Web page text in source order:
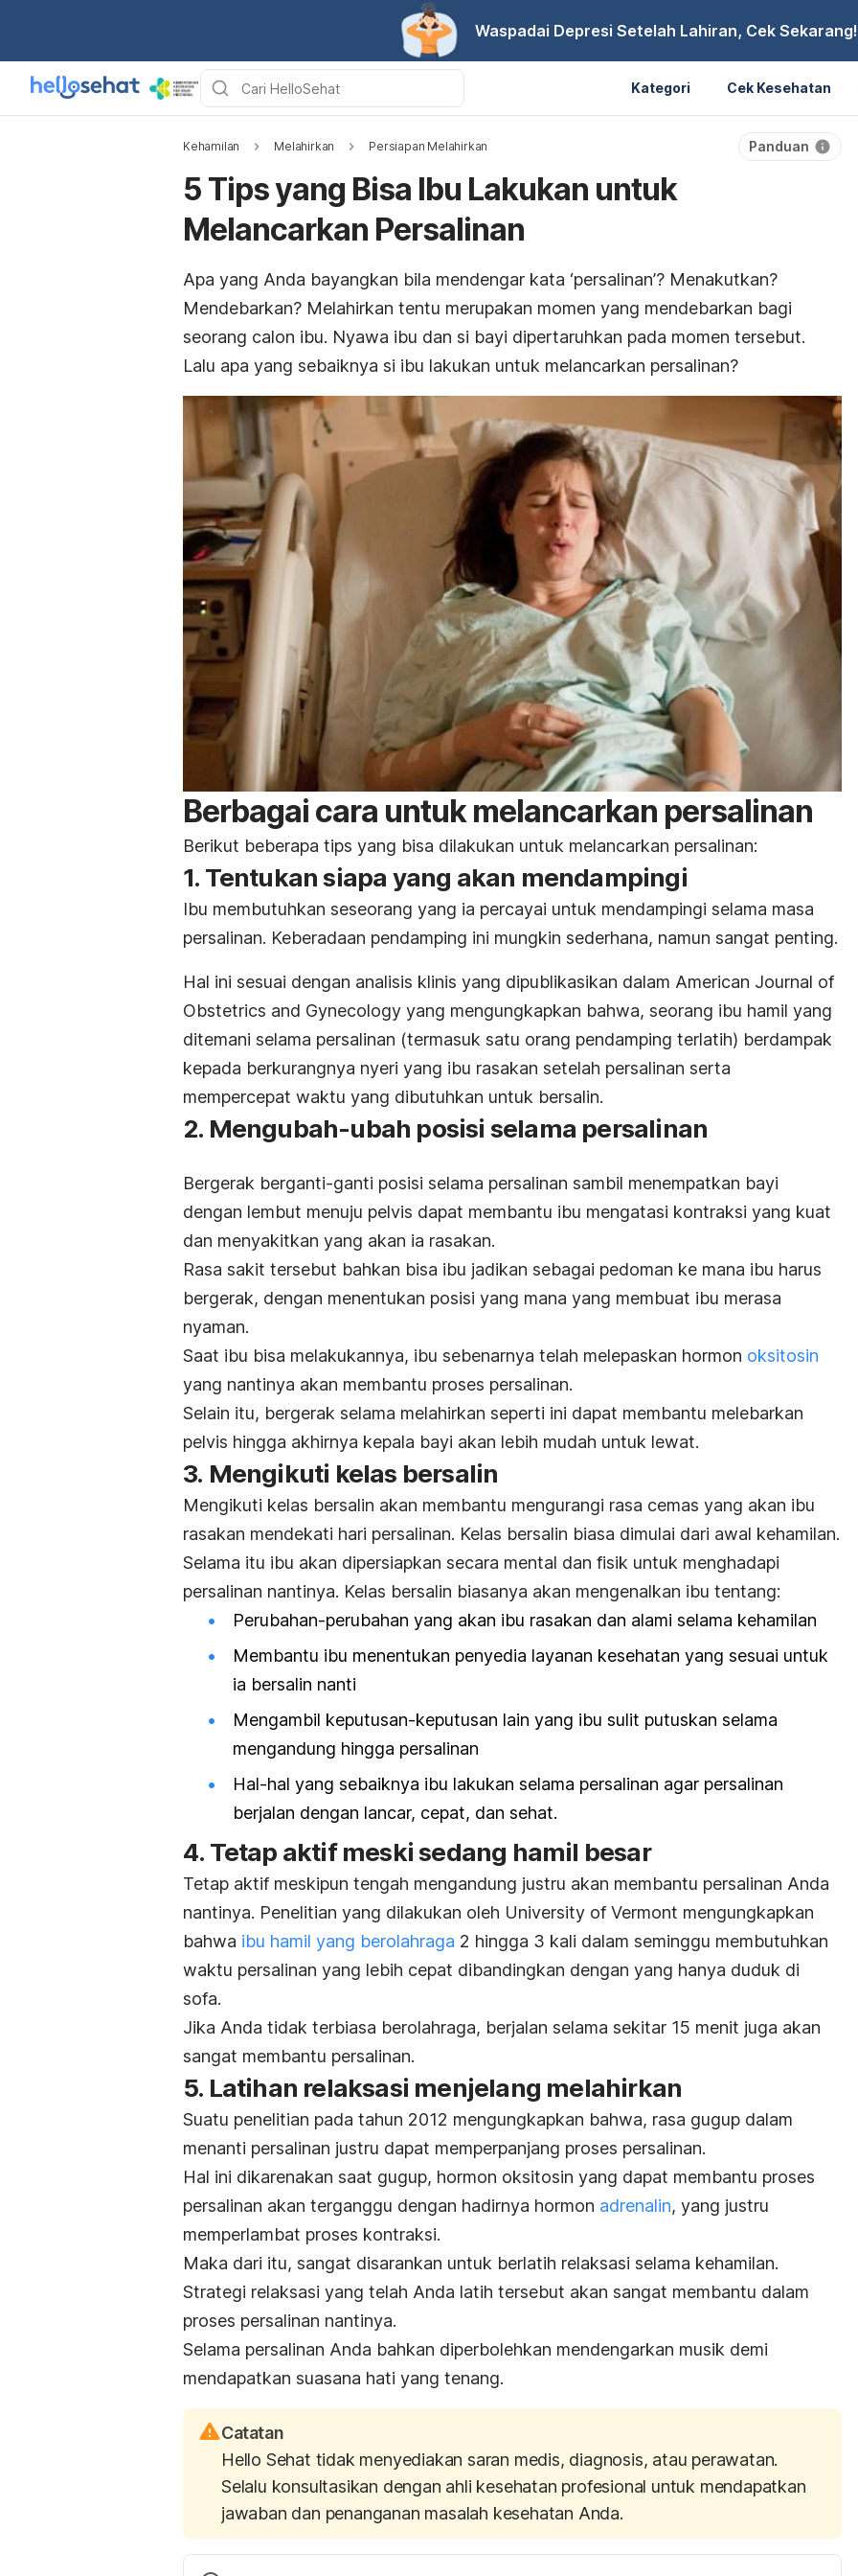
Waspadai Depresi Setelah Lahiran, Cek Sekarang!
Kategori Cek Kesehatan
Kehamilan Melahirkan Persiapan Melahirkan Panduan
5 Tips yang Bisa Ibu Lakukan untuk
Melancarkan Persalinan
Apa yang Anda bayangkan bila mendengar kata ‘persalinan’? Menakutkan?
Mendebarkan? Melahirkan tentu merupakan momen yang mendebarkan bagi
seorang calon ibu. Nyawa ibu dan si bayi dipertaruhkan pada momen tersebut.
Lalu apa yang sebaiknya si ibu lakukan untuk melancarkan persalinan?
Berbagai cara untuk melancarkan persalinan
Berikut beberapa tips yang bisa dilakukan untuk melancarkan persalinan:
1. Tentukan siapa yang akan mendampingi
Ibu membutuhkan seseorang yang ia percayai untuk mendampingi selama masa
persalinan. Keberadaan pendamping ini mungkin sederhana, namun sangat penting.
Hal ini sesuai dengan analisis klinis yang dipublikasikan dalam American Journal of
Obstetrics and Gynecology yang mengungkapkan bahwa, seorang ibu hamil yang
ditemani selama persalinan (termasuk satu orang pendamping terlatih) berdampak
kepada berkurangnya nyeri yang ibu rasakan setelah persalinan serta
mempercepat waktu yang dibutuhkan untuk bersalin.
2. Mengubah-ubah posisi selama persalinan
Bergerak berganti-ganti posisi selama persalinan sambil menempatkan bayi
dengan lembut menuju pelvis dapat membantu ibu mengatasi kontraksi yang kuat
dan menyakitkan yang akan ia rasakan.
Rasa sakit tersebut bahkan bisa ibu jadikan sebagai pedoman ke mana ibu harus
bergerak, dengan menentukan posisi yang mana yang membuat ibu merasa
nyaman.
Saat ibu bisa melakukannya, ibu sebenarnya telah melepaskan hormon oksitosin
yang nantinya akan membantu proses persalinan.
Selain itu, bergerak selama melahirkan seperti ini dapat membantu melebarkan
pelvis hingga akhirnya kepala bayi akan lebih mudah untuk lewat.
3. Mengikuti kelas bersalin
Mengikuti kelas bersalin akan membantu mengurangi rasa cemas yang akan ibu
rasakan mendekati hari persalinan. Kelas bersalin biasa dimulai dari awal kehamilan.
Selama itu ibu akan dipersiapkan secara mental dan fisik untuk menghadapi
persalinan nantinya. Kelas bersalin biasanya akan mengenalkan ibu tentang:
Perubahan-perubahan yang akan ibu rasakan dan alami selama kehamilan
Membantu ibu menentukan penyedia layanan kesehatan yang sesuai untuk
ia bersalin nanti
Mengambil keputusan-keputusan lain yang ibu sulit putuskan selama
mengandung hingga persalinan
Hal-hal yang sebaiknya ibu lakukan selama persalinan agar persalinan
berjalan dengan lancar, cepat, dan sehat.
4. Tetap aktif meski sedang hamil besar
Tetap aktif meskipun tengah mengandung justru akan membantu persalinan Anda
nantinya. Penelitian yang dilakukan oleh University of Vermont mengungkapkan
bahwa ibu hamil yang berolahraga 2 hingga 3 kali dalam seminggu membutuhkan
waktu persalinan yang lebih cepat dibandingkan dengan yang hanya duduk di
sofa.
Jika Anda tidak terbiasa berolahraga, berjalan selama sekitar 15 menit juga akan
sangat membantu persalinan.
5. Latihan relaksasi menjelang melahirkan
Suatu penelitian pada tahun 2012 mengungkapkan bahwa, rasa gugup dalam
menanti persalinan justru dapat memperpanjang proses persalinan.
Hal ini dikarenakan saat gugup, hormon oksitosin yang dapat membantu proses
persalinan akan terganggu dengan hadirnya hormon adrenalin, yang justru
memperlambat proses kontraksi.
Maka dari itu, sangat disarankan untuk berlatih relaksasi selama kehamilan.
Strategi relaksasi yang telah Anda latih tersebut akan sangat membantu dalam
proses persalinan nantinya.
Selama persalinan Anda bahkan diperbolehkan mendengarkan musik demi
mendapatkan suasana hati yang tenang.
Catatan
Hello Sehat tidak menyediakan saran medis, diagnosis, atau perawatan.
Selalu konsultasikan dengan ahli kesehatan profesional untuk mendapatkan
jawaban dan penanganan masalah kesehatan Anda.